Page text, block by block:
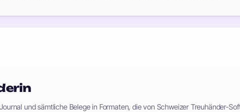
und sämtliche Belege in Formaten, die von Schweizer Treuhänder-